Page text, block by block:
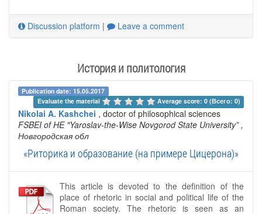
Discussion platform | Leave a comment
История и политология
Publication date: 15.05.2017
Evaluate the material
Average score: 0 (Всего: 0)
Nikolai A. Kashchei , doctor of philosophical sciences
FSBEI of HE "Yaroslav-the-Wise Novgorod State University” ,
Новгородская обл
«Риторика и образование (на примере Цицерона)»
This article is devoted to the definition of the
place of rhetoric in social and political life of the
Roman society. The rhetoric is seen as an